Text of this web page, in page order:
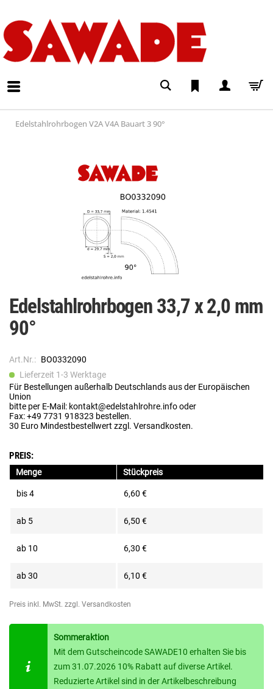
Edelstahlrohrbogen V2A V4A Bauart 3 90°
Edelstahlrohrbogen 33,7 x 2,0 mm
90°
Art.Nr.: BO0332090
Lieferzeit 1-3 Werktage
Für Bestellungen außerhalb Deutschlands aus der Europäischen
Union
bitte per E-Mail: kontakt@edelstahlrohre.info oder
Fax: +49 7731 918323 bestellen.
30 Euro Mindestbestellwert zzgl. Versandkosten.
PREIS:
Menge Stückpreis
bis4 6,60 €
ab 5 6,50 €
ab 10 6,30 €
ab30 6,10 €
Preis inkl. MwSt. zzgl. Versandkosten
Sommeraktion
Mit dem Gutscheincode SAWADE10 erhalten Sie bis
zum 31.07.2026 10% Rabatt auf diverse Artikel.
Reduzierte Artikel sind in der Artikelbeschreibung